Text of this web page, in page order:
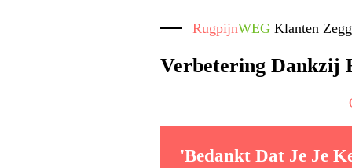
RugpijnWEGKlanten
Verbetering Dankzij
'Bedankt Dat Je Je